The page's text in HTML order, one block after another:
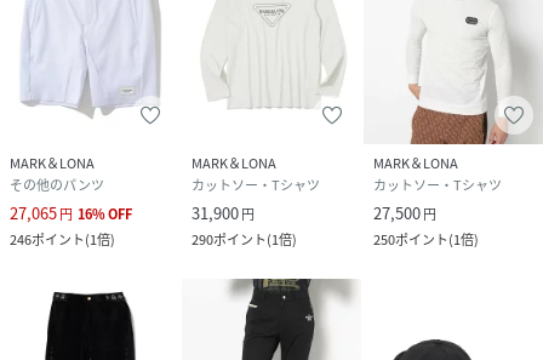
MARK＆LONA
その他のパンツ
27,065円 16%OFF
246ポイント(1倍)
MARK＆LONA
カットソー・Tシャツ
31,900円
290ポイント(1倍)
MARK＆LONA
カットソー・Tシャツ
27,500円
250ポイント(1倍)